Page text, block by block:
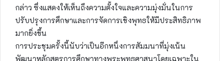
กล่าว ซึ่งแสดงให้เห็นถึงความตั้งใจและความมุ่งมั่นในการ
ปรับปรุงการศึกษาและการจัดการเชิงพุทธให้มีประสิทธิภาพ
มากยิ่งขึ้น
การประชุมครั้งนี้นับว่าเป็นอีกหนึ่งการสัมมนาที่มุ่งเน้น
พัฒนาหลักสูตรการศึกษาทางพระพุทธศาสนาโดยเฉพาะใน